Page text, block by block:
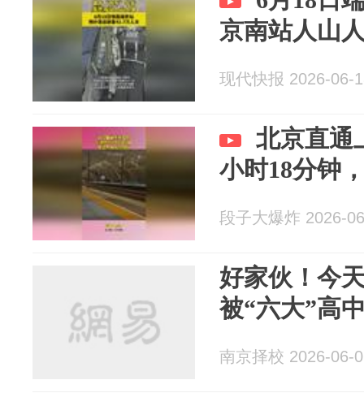
京南站人山
现代快报 2026-06-
北京直通
小时18分钟
段子大爆炸 2026-
好家伙！今
被“六大”高
南京择校 2026-06-